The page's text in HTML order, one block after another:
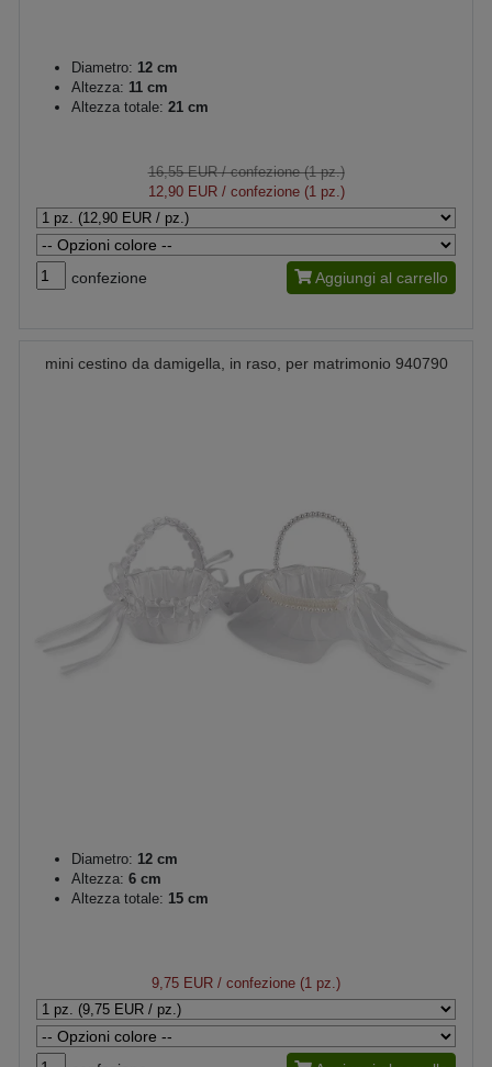
Diametro: 12 cm
Altezza: 11 cm
Altezza totale: 21 cm
16,55 EUR/ confezione (1 pz.)
12,90 EUR/ confezione (1 pz.)
confezione Aggiungi al carrello
mini cestino da damigella, in raso, per matrimonio 940790
Diametro: 12 cm
Altezza: 6 cm
Altezza totale: 15 cm
9,75 EUR / confezione (1 pz.)